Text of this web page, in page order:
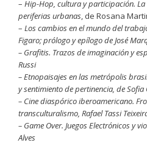
– Hip-Hop, cultura y participación.
periferias urbanas, de Rosana
– Los cambios en el mundo del
Figaro; prólogo y epílogo de José
– Grafitis. Trazos de imaginación y
Russi
–Etnopaisajes en las metrópolis
y sentimiento de pertinencia, de
– Cine diaspórico iberoamericano.
transculturalismo, Rafael Tassi
– Game Over. Juegos Electrónicos y
Alves